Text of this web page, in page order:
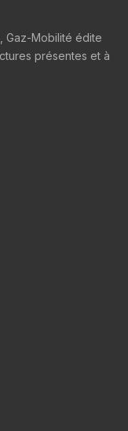
Gaz-Mobilité édite
présentes et à